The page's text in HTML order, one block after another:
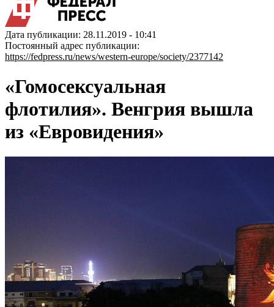
Дата публикации: 28.11.2019 - 10:41
Постоянный адрес публикации:
https://fedpress.ru/news/western-europe/society/2377142
«Гомосексуальная
флотилия». Венгрия вышла
из «Евровидения»